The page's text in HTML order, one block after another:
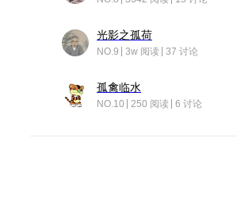
光影之孤荷
NO.9 3w 阅读 37 讨论
孤禽临水
NO.10 250 阅读 6 讨论